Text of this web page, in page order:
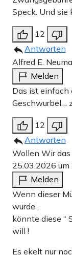
Speck. Und sie
12
Antworten
Alfred E.
Melden
Das ist einfach
Geschwurbel…
12
Antworten
Wollen Wir
25.03.2026
Melden
Wenn dieser
würde ,
könnte diese “
will !
Es ekelt nur